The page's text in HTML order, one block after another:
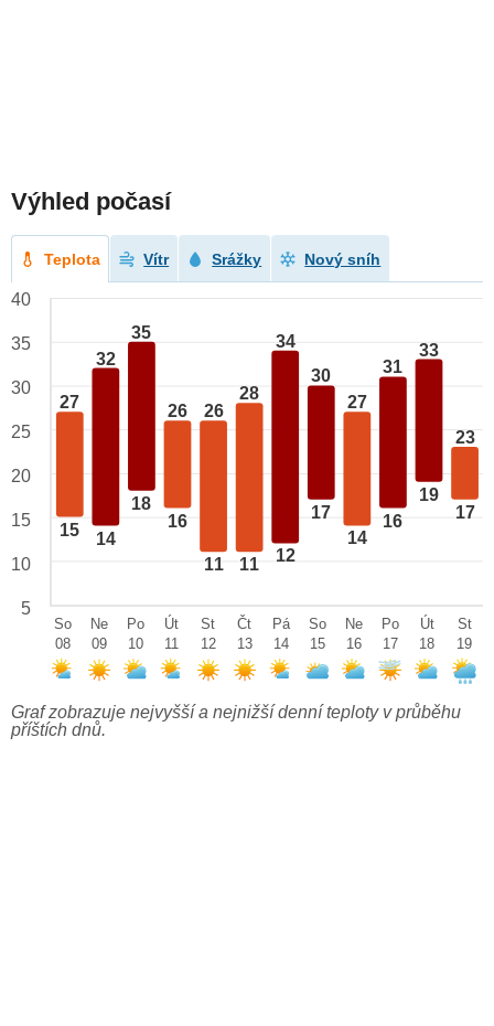
Výhled počasí
Teplota Vítr Srážky Nový sníh
27
15
32
14
35
18
26
16
26
11
28
11
34
12
30
17
27
14
31
16
33
19
23
17
40
35
30
25
20
15
10
5
So
08
Ne
09
Po
10
Út
11
St
12
Čt
13
Pá
14
So
15
Ne
16
Po
17
Út
18
St
19
Graf zobrazuje nejvyšší a nejnižší denní teploty v průběhu
příštích dnů.